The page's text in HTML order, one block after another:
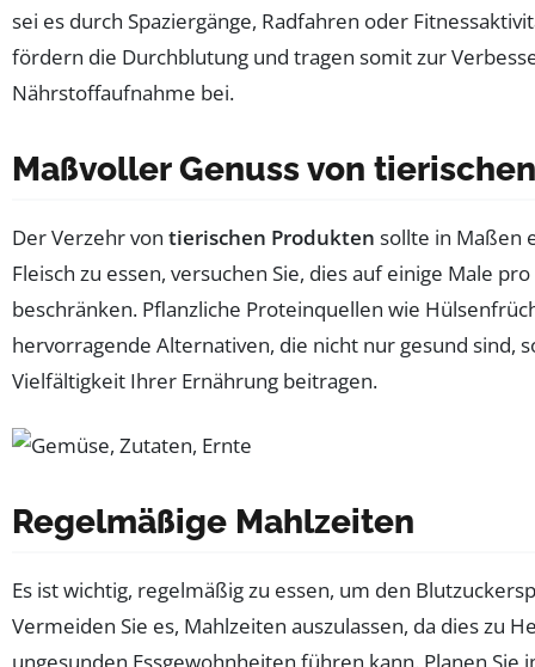
sei es durch Spaziergänge, Radfahren oder
fördern die Durchblutung und tragen somit zur
Nährstoffaufnahme bei.
Maßvoller Genuss von
Der Verzehr von tierischen Produkten sollte in Maßen
Fleisch zu essen, versuchen Sie, dies auf einige Male
beschränken. Pflanzliche Proteinquellen wie
hervorragende Alternativen, die nicht nur gesund sind,
Vielfältigkeit Ihrer Ernährung beitragen.
Regelmäßige Mahlzeiten
Es ist wichtig, regelmäßig zu essen, um den
Vermeiden Sie es, Mahlzeiten auszulassen, da dies zu
ungesunden Essgewohnheiten führen kann. Planen Sie